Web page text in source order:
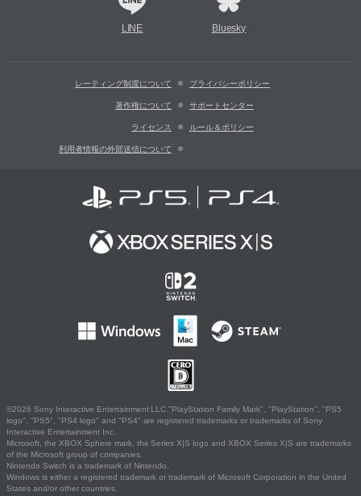
LINE Bluesky
レーティング制度について プライバシーポリシー
著作権について サポートセンター
ライセンス ルール＆ポリシー
利用者情報の外部送信について
©2026 Sony Interactive Entertainment LLC."PlayStation Family Mark", "PlayStation", "PS5
logo", "PS5", "PS4 logo" and "PS4" are registered trademarks or trademarks of Sony
Interactive Entertainment Inc.
Microsoft, the XBOX Sphere mark, the Series X|S logo and XBOX Series X|S are trademarks
of the Microsoft group of companies.
Nintendo Switch is a trademark of Nintendo.
Windows is either a registered trademark or trademark of Microsoft Corporation in the United
States and/or other countries.